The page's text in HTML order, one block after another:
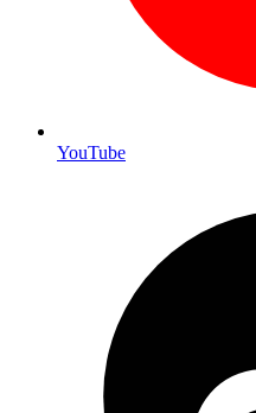
YouTube